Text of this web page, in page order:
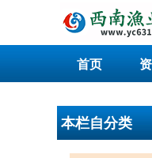
首页
本栏自分类